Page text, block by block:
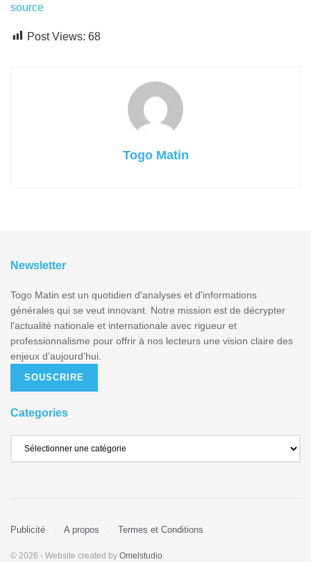
source
Post Views: 68
Togo Matin
Newsletter
Togo Matin est un quotidien d'analyses et d'informations
générales qui se veut innovant. Notre mission est de décrypter
l'actualité nationale et internationale avec rigueur et
professionnalisme pour offrir à nos lecteurs une vision claire des
enjeux d’aujourd’hui.
SOUSCRIRE
Categories
Publicité A propos Termes et Conditions
© 2026 - Website created by Omelstudio.